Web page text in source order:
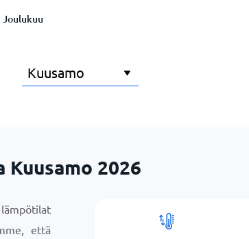
Joulukuu
Kuusamo 2026
että